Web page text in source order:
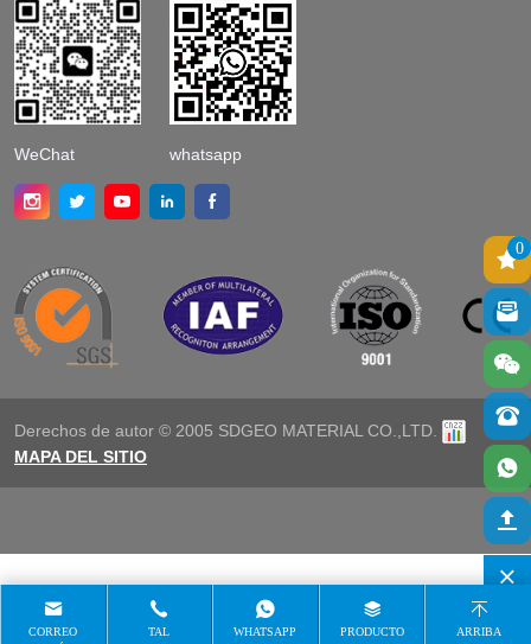
WeChat whatsapp
Derechos de autor © 2005 SDGEO MATERIAL CO.,LTD.
MAPA DEL SITIO
0
CORREO
TAL WHATSAPP PRODUCTO ARRIBA